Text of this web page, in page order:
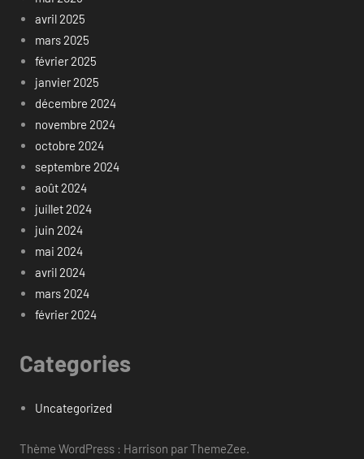
avril 2025
mars 2025
février 2025
janvier 2025
décembre 2024
novembre 2024
octobre 2024
septembre 2024
août 2024
juillet 2024
juin 2024
mai 2024
avril 2024
mars 2024
février 2024
Categories
Uncategorized
Thème WordPress : Harrison par ThemeZee.